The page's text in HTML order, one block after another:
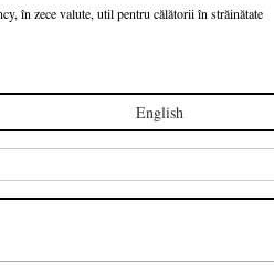
în zece valute, util pentru călătorii în străinătate
English